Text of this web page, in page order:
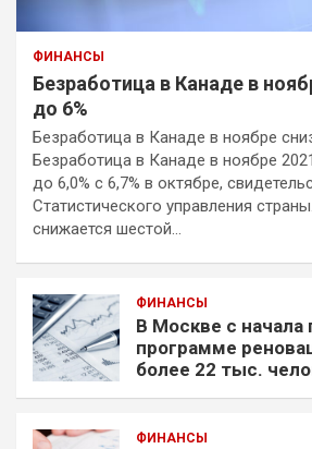
ФИНАНСЫ
Безработица в Канаде в
до 6%
Безработица в Канаде в ноябре
Безработица в Канаде в ноябре
до 6,0% с 6,7% в октябре,
Статистического управления
снижается шестой…
ФИНАНСЫ
В Москве с начала
программе
более 22 тыс.
ФИНАНСЫ